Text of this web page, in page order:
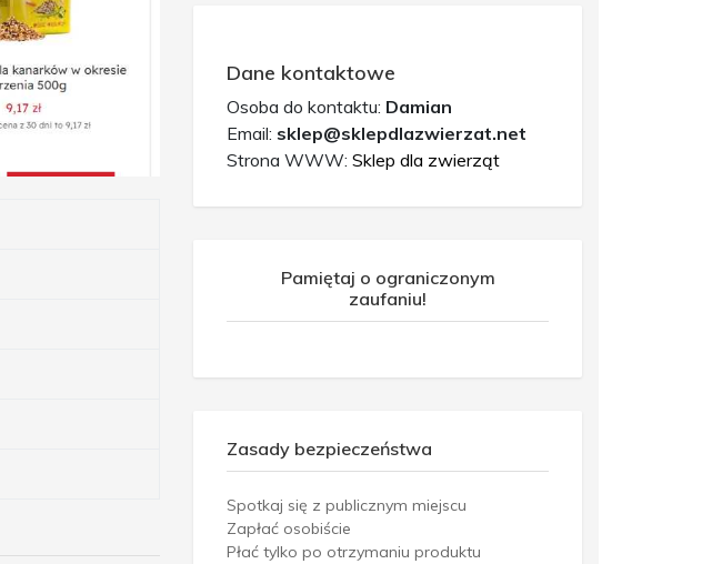
Dane kontaktowe
Osoba do kontaktu: Damian
Email: sklep@sklepdlazwierzat.net
Strona WWW: Sklep dla zwierząt
Pamiętaj o ograniczonym
zaufaniu!
Zasady bezpieczeństwa
Spotkaj się z publicznym miejscu
Zapłać osobiście
Płać tylko po otrzymaniu produktu